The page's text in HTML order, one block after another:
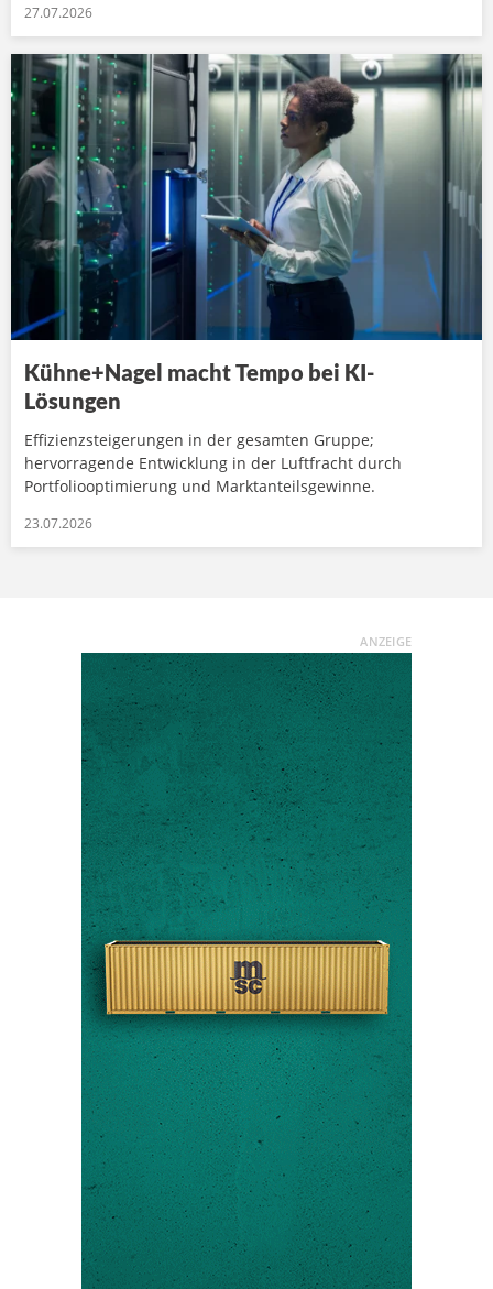
27.07.2026
Kühne+Nagel macht Tempo bei KI-
Lösungen
Effizienzsteigerungen in der gesamten Gruppe;
hervorragende Entwicklung in der Luftfracht durch
Portfoliooptimierung und Marktanteilsgewinne.
23.07.2026
ANZEIGE